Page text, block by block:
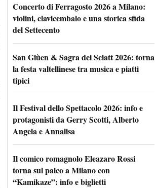
Concerto di Ferragosto 2026 a Milano:
violini, clavicembalo e una storica sfida
del Settecento
San Giùen & Sagra dei Sciatt 2026: torna
la festa valtellinese tra musica e piatti
tipici
Il Festival dello Spettacolo 2026: info e
protagonisti da Gerry Scotti, Alberto
Angela e Annalisa
Il comico romagnolo Eleazaro Rossi
torna sul palco a Milano con
“Kamikaze”: info e biglietti